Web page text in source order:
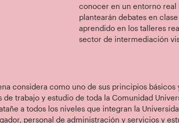
conocer en un entorno real
plantearán debates en
aprendido en los talleres
sector de intermediación
considera como uno de sus principios
trabajo y estudio de toda la Comunidad
a todos los niveles que integran la
personal de administración y servicios y